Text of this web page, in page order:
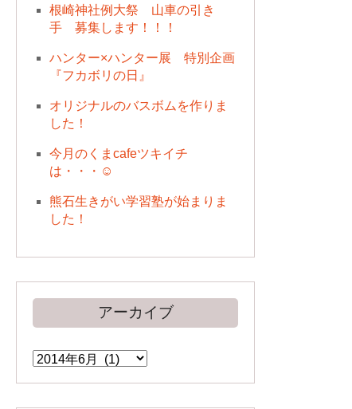
根崎神社例大祭 山車の引き
手 募集します！！！
ハンター×ハンター展 特別企画
『フカボリの日』
オリジナルのバスボムを作りま
した！
今月のくまcafeツキイチ
は・・・☺
熊石生きがい学習塾が始まりま
した！
アーカイブ
ア
ー
カ